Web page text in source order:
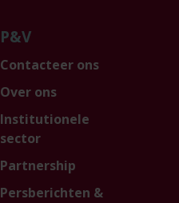
P&V
Contacteer ons
Over ons
Institutionele
sector
Partnership
Persberichten &